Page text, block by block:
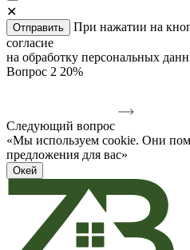
✕
Отправить
При нажатии на
согласие
на обработку персональных
Вопрос 2 20%
Следующий вопрос
«Мы используем cookie. Они
предложения для вас»
Окей